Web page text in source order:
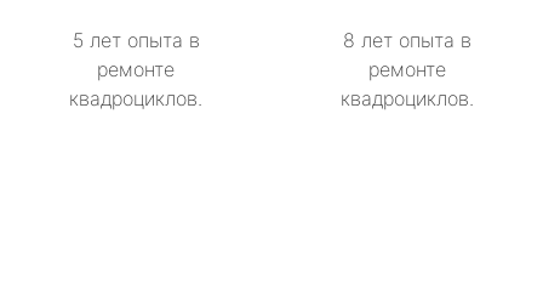
5 лет опыта в
ремонте
квадроциклов.
8 лет опыта в
ремонте
квадроциклов.